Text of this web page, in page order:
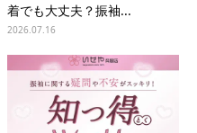
着でも大丈夫？振袖...
2026.07.16